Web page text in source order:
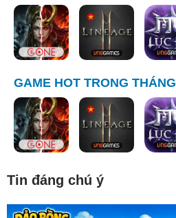
GAME HOT TRONG THÁNG
Tin đáng chú ý